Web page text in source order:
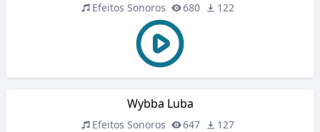
Efeitos Sonoros 680 122
Wybba Luba
Efeitos Sonoros 647 127